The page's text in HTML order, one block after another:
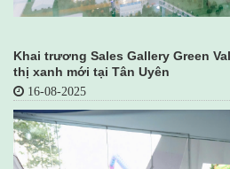
Khai trương Sales Gallery Green
thị xanh mới tại Tân Uyên
16-08-2025